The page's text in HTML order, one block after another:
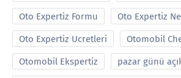
Oto Expertiz Formu Oto Expertiz
Oto Expertiz Ucretleri Otomobil
Otomobil Ekspertiz pazar günü